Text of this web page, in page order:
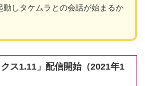
動しタケムラとの会話が始まるか
クス1.11」配信開始（2021年1